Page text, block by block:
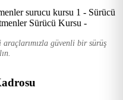
güvenli bir sürüş